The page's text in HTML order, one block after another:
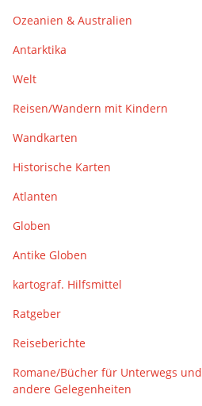
Ozeanien & Australien
Antarktika
Welt
Reisen/Wandern mit Kindern
Wandkarten
Historische Karten
Atlanten
Globen
Antike Globen
kartograf. Hilfsmittel
Ratgeber
Reiseberichte
Romane/Bücher für Unterwegs und
andere Gelegenheiten